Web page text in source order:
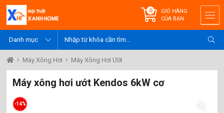
0
GIỎ HÀNG
CỦA BẠN
Máy Xông Hơi Máy Xông Hơi Ướt
Máy xông hơi ướt Kendos 6kW cơ
-14%